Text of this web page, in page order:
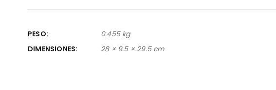
PESO
0.455 kg
DIMENSIONES
28 × 9.5 × 29.5 cm